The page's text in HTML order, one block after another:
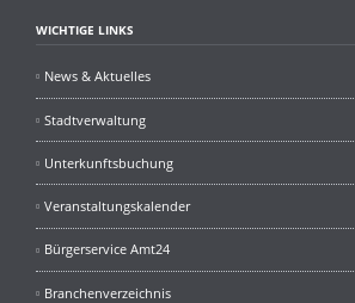
WICHTIGE LINKS
News & Aktuelles
Stadtverwaltung
Unterkunftsbuchung
Veranstaltungskalender
Bürgerservice Amt24
Branchenverzeichnis